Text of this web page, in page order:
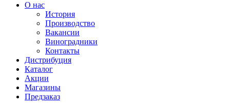
О нас
История
Производство
Вакансии
Виноградники
Контакты
Дистрибуция
Каталог
Акции
Магазины
Предзаказ